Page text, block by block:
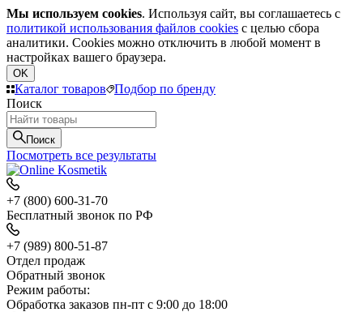
Мы используем cookies. Используя сайт, вы соглашаетесь с
политикой использования файлов cookies с целью сбора
аналитики. Cookies можно отключить в любой момент в
настройках вашего браузера.
OK
Каталог товаров
Подбор по бренду
Поиск
Поиск
Посмотреть все результаты
+7 (800) 600-31-70
Бесплатный звонок по РФ
+7 (989) 800-51-87
Отдел продаж
Обратный звонок
Режим работы:
Обработка заказов пн-пт с 9:00 до 18:00